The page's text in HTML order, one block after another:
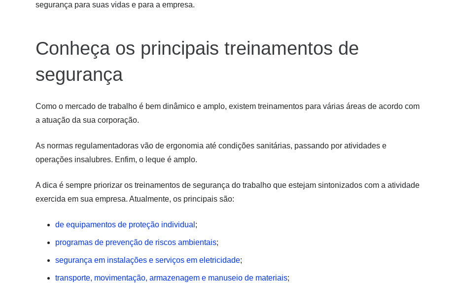
segurança para suas vidas e para a empresa.
Conheça os principais treinamentos de
segurança
Como o mercado de trabalho é bem dinâmico e amplo, existem treinamentos para várias áreas de acordo com
a atuação da sua corporação.
As normas regulamentadoras vão de ergonomia até condições sanitárias, passando por atividades e
operações insalubres. Enfim, o leque é amplo.
A dica é sempre priorizar os treinamentos de segurança do trabalho que estejam sintonizados com a atividade
exercida em sua empresa. Atualmente, os principais são:
de equipamentos de proteção individual ;
programas de prevenção de riscos ambientais;
segurança em instalações e serviços em eletricidade;
transporte, movimentação, armazenagem e manuseio de materiais;